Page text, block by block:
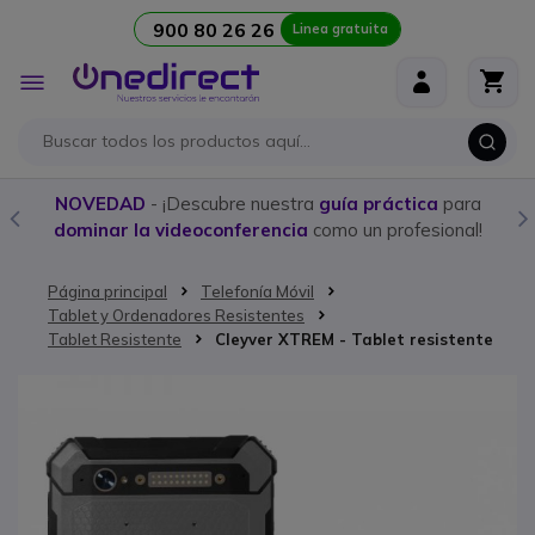
900 80 26 26 Linea gratuita
Toggle
Nav
NOVEDAD - ¡Descubre nuestra guía práctica para
dominar la videoconferencia como un profesional!
Página principal
Telefonía Móvil
Tablet y Ordenadores Resistentes
Tablet Resistente
Cleyver XTREM - Tablet resistente